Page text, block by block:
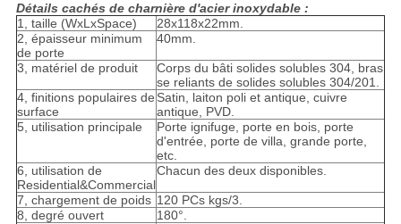
Détails cachés de charnière d'acier inoxydable :
1, taille (WxLxSpace)
28x118x22mm.
2, épaisseur minimum
de porte
40mm.
3, matériel de produit
Corps du bâti solides solubles 304, bras
se reliants de solides solubles 304/201.
4, finitions populaires de
surface
Satin, laiton poli et antique, cuivre
antique, PVD.
5, utilisation principale
Porte ignifuge, porte en bois, porte
d'entrée, porte de villa, grande porte,
etc.
6, utilisation de
Residential&Commercial
Chacun des deux disponibles.
7, chargement de poids 120 PCs kgs/3.
8, degré ouvert
180°.